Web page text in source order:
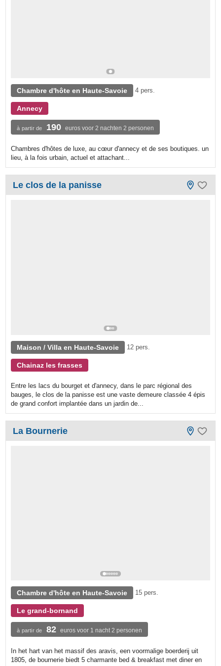
Chambre d'hôte en Haute-Savoie 4 pers.
Annecy
à partir de 190 euros voor 2 nachten 2 personen
Chambres d'hôtes de luxe, au cœur d'annecy et de ses boutiques. un
lieu, à la fois urbain, actuel et attachant...
Le clos de la panisse
Maison / Villa en Haute-Savoie 12 pers.
Chainaz les frasses
Entre les lacs du bourget et d'annecy, dans le parc régional des
bauges, le clos de la panisse est une vaste demeure classée 4 épis
de grand confort implantée dans un jardin de...
La Bournerie
Chambre d'hôte en Haute-Savoie 15 pers.
Le grand-bornand
à partir de 82 euros voor 1 nacht 2 personen
In het hart van het massif des aravis, een voormalige boerderij uit
1805, de bournerie biedt 5 charmante bed & breakfast met diner en